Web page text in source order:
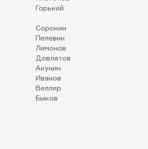
Горький
Сорокин
Пелевин
Лимонов
Довлатов
Акунин
Иванов
Веллер
Быков